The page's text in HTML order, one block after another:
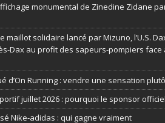
monumental de Zinedine Zidane
maillot solidaire lancé par Mizuno, l’U.S.
Dax au profit des sapeurs-pompiers
d’On Running : vendre une sensation
juillet 2026 : pourquoi le sponsor
Nike-adidas : qui gagne vraiment